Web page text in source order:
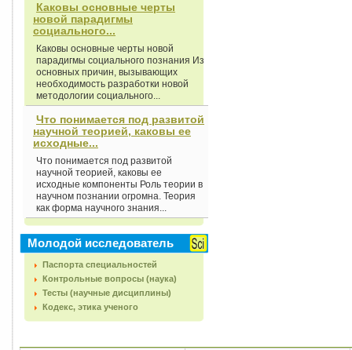
Каковы основные черты
новой парадигмы
социального...
Каковы основные черты новой
парадигмы социального познания Из
основных причин, вызывающих
необходимость разработки новой
методологии социального...
Что понимается под развитой
научной теорией, каковы ее
исходные...
Что понимается под развитой
научной теорией, каковы ее
исходные компоненты Роль теории в
научном познании огромна. Теория
как форма научного знания...
Молодой исследователь
Паспорта специальностей
Контрольные вопросы (наука)
Тесты (научные дисциплины)
Кодекс, этика ученого